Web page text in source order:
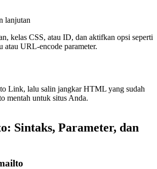
lanjutan
kelas CSS, atau ID, dan aktifkan opsi seperti
atau URL-encode parameter.
Link, lalu salin jangkar HTML yang sudah
mentah untuk situs Anda.
Sintaks, Parameter, dan